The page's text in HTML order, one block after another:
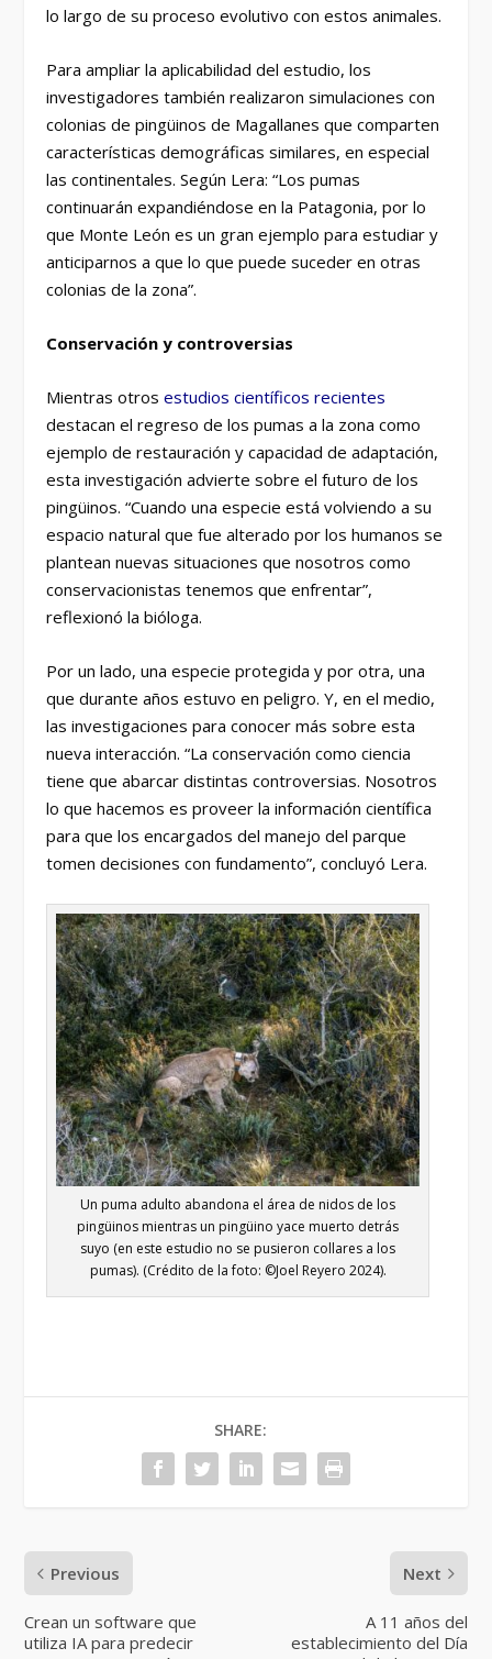
lo largo de su proceso evolutivo con estos animales.
Para ampliar la aplicabilidad del estudio, los
investigadores también realizaron simulaciones con
colonias de pingüinos de Magallanes que comparten
características demográficas similares, en especial
las continentales. Según Lera: “Los pumas
continuarán expandiéndose en la Patagonia, por lo
que Monte León es un gran ejemplo para estudiar y
anticiparnos a que lo que puede suceder en otras
colonias de la zona”.
Conservación y controversias
Mientras otrosestudios científicos recientes
destacan el regreso de los pumas a la zona como
ejemplo de restauración y capacidad de adaptación,
esta investigación advierte sobre el futuro de los
pingüinos. “Cuando una especie está volviendo a su
espacio natural que fue alterado por los humanos se
plantean nuevas situaciones que nosotros como
conservacionistas tenemos que enfrentar”,
reflexionó la bióloga.
Por un lado, una especie protegida y por otra, una
que durante años estuvo en peligro. Y, en el medio,
las investigaciones para conocer más sobre esta
nueva interacción. “La conservación como ciencia
tiene que abarcar distintas controversias. Nosotros
lo que hacemos es proveer la información científica
para que los encargados del manejo del parque
tomen decisiones con fundamento”, concluyó Lera.
Un puma adulto abandona el área de nidos de los
pingüinos mientras un pingüino yace muerto detrás
suyo (en este estudio no se pusieron collares a los
pumas). (Crédito de la foto: ©Joel Reyero 2024).
SHARE:
Previous
Crean un software que
utiliza IA para predecir
Next
A 11 años del
establecimiento del Día